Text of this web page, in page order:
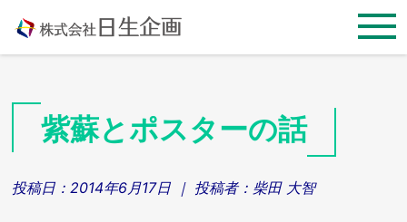
content
紫蘇とポスターの話
投稿日： 2014年6月17日 ｜ 投稿者： 柴田 大智